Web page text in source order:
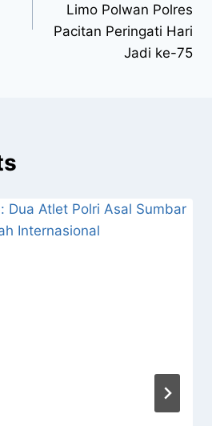
Limo Polwan Polres
Pacitan Peringati Hari
Jadi ke-75